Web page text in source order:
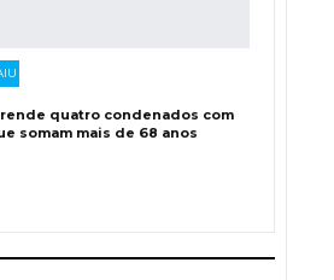
quatro condenados com
somam mais de 68 anos